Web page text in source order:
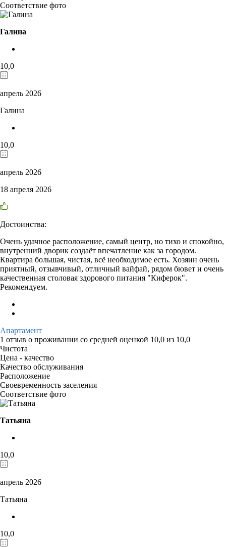
Соответствие фото
Галина
10,0
апрель 2026
Галина
10,0
апрель 2026
18 апреля 2026
Достоинства:
Очень удачное расположение, самый центр, но тихо и спокойно,
внутренний дворик создаёт впечатление как за городом.
Квартира большая, чистая, всё необходимое есть. Хозяин очень
приятный, отзывчивый, отличный вайфай, рядом бювет и очень
качественная столовая здорового питания "Киферок".
Рекомендуем.
Апартамент
1 отзыв о проживании со средней оценкой 10,0 из 10,0
Чистота
Цена - качество
Качество обслуживания
Расположение
Своевременность заселения
Соответствие фото
Татьяна
10,0
апрель 2026
Татьяна
10,0